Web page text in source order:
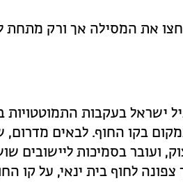
את המסילה אך ורק מתחת
ישראל בעקבות התמוטטויות
בקו החוף. לבאים מדרום,
ועובר בסמיכות ליישובים
לחוף בית ינאי, על קו